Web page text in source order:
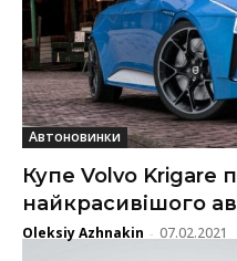
Автоновинки
Купе Volvo Krigare
найкрасивішого
Oleksiy Azhnakin - 07.02.2021